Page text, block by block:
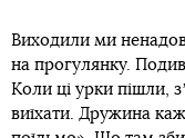
Виходили ми
на прогулянку.
Коли ці урки пішли,
виїхати. Дружина